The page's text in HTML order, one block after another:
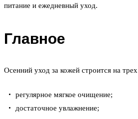
питание и ежедневный уход.
Главное
Осенний уход за кожей строится на
регулярное мягкое очищение;
достаточное увлажнение;